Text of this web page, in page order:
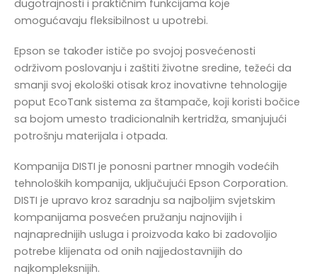
dugotrajnosti i praktičnim funkcijama koje
omogućavaju fleksibilnost u upotrebi.
Epson se također ističe po svojoj posvećenosti
održivom poslovanju i zaštiti životne sredine, težeći da
smanji svoj ekološki otisak kroz inovativne tehnologije
poput EcoTank sistema za štampače, koji koristi bočice
sa bojom umesto tradicionalnih kertridža, smanjujući
potrošnju materijala i otpada.
Kompanija DISTI je ponosni partner mnogih vodećih
tehnoloških kompanija, uključujući Epson Corporation.
DISTI je upravo kroz saradnju sa najboljim svjetskim
kompanijama posvećen pružanju najnovijih i
najnaprednijih usluga i proizvoda kako bi zadovoljio
potrebe klijenata od onih najjedostavnijih do
najkompleksnijih.